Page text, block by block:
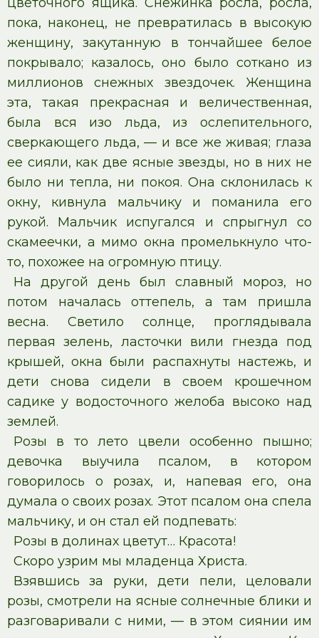
пока, наконец, не превратилась в высокую
женщину, закутанную в тончайшее белое
покрывало; казалось, оно было соткано из
миллионов снежных звездочек. Женщина
эта, такая прекрасная и величественная,
была вся изо льда, из ослепительного,
сверкающего льда, — и все же живая; глаза
ее сияли, как две ясные звезды, но в них не
было ни тепла, ни покоя. Она склонилась к
окну, кивнула мальчику и поманила его
рукой. Мальчик испугался и спрыгнул со
скамеечки, а мимо окна промелькнуло что-
то, похожее на огромную птицу.
На другой день был славный мороз, но
потом началась оттепель, а там пришла
весна. Светило солнце, проглядывала
первая зелень, ласточки вили гнезда под
крышей, окна были распахнуты настежь, и
дети снова сидели в своем крошечном
садике у водосточного желоба высоко над
землей.
Розы в то лето цвели особенно пышно;
девочка выучила псалом, в котором
говорилось о розах, и, напевая его, она
думала о своих розах. Этот псалом она спела
мальчику, и он стал ей подпевать:
Розы в долинах цветут… Красота!
Скоро узрим мы младенца Христа.
Взявшись за руки, дети пели, целовали
розы, смотрели на ясные солнечные блики и
разговаривали с ними, — в этом сиянии им